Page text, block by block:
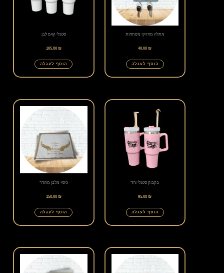
מתלה מחזיקי מפתחות
40.00₪
הוסף לעגלה
סטנלי קאפ לבן
105.00 ₪
הוסף לעגלה
בקבוק סטנלי ורוד
95.00₪
הוסף לעגלה
כיסוי מלבן מהודר
150.00 ₪
הוסף לעגלה